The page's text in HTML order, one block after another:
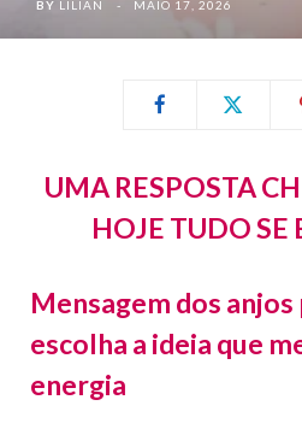
BY LILIAN MAIO 17, 2026
UMA RESPOSTA
HOJE TUDO SE
Mensagem dos anjos
escolha a ideia que
energia